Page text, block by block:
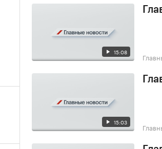
15:08
15:03